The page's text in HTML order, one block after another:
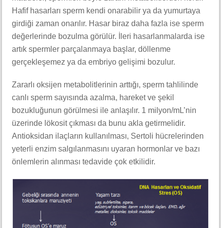
Hafif hasarları sperm kendi onarabilir ya da yumurtaya
girdiği zaman onarılır. Hasar biraz daha fazla ise sperm
değerlerinde bozulma görülür. İleri hasarlanmalarda ise
artık spermler parçalanmaya başlar, döllenme
gerçekleşemez ya da embriyo gelişimi bozulur.
Zararlı oksijen metabolitlerinin arttığı, sperm tahlilinde
canlı sperm sayısında azalma, hareket ve şekil
bozukluğunun görülmesi ile anlaşılır. 1 milyon/mL’nin
üzerinde lökosit çıkması da bunu akla getirmelidir.
Antioksidan ilaçların kullanılması, Sertoli hücrelerinden
yeterli enzim salgılanmasını uyaran hormonlar ve bazı
önlemlerin alınması tedavide çok etkilidir.